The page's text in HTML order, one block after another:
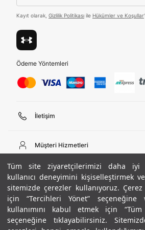
Tüm site ziyaretçilerimizi daha iyi
kullanıcı deneyimini kişiselleştirmek
sitemizde çerezler kullanıyoruz. Çerez
için “Tercihleri Yönet”
kullanımını kabul etmek için
seçeneğine tıklayabilirsiniz.
Tümünü Gör
Kayıt olarak, Gizlilik Politikası ile Hükümler ve Koşullar
Ödeme Yöntemleri
İletişim
444 02 00
Pazartesi - Cuma 09:00 - 18:00
E-posta
bilgi@underarmour.com
Müşteri Hizmetleri
Sipariş Sorgulama
Bize Ulaşın
Teslimat Bilgileri
İşlem Rehberi
İade ve Değişimler
Sıkça Sorulan Sorular
Hakkımızda
Ticari Bilgiler
Hükümler ve Koşullar
Gizlilik Politikası
UA Sosyal Medya
Instagram